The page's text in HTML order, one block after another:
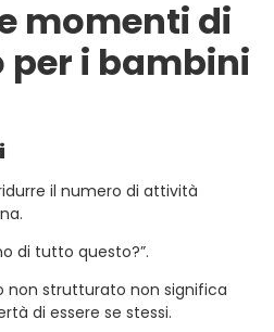
momenti di
i bambini
il numero di attività
di tutto questo?”.
non strutturato non significa
di essere se stessi.